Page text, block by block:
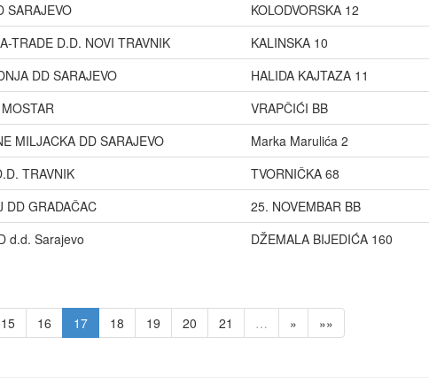
SARAJEVO KOLODVORSKA 12
TRADE D.D. NOVI TRAVNIK KALINSKA 10
DD SARAJEVO HALIDA KAJTAZA 11
VRAPČIĆI BB
MILJACKA DD SARAJEVO Marka Marulića 2
TRAVNIK TVORNIČKA 68
DD GRADAČAC 25. NOVEMBAR BB
d.d. Sarajevo DŽEMALA BIJEDIĆA 160
15 16 17 18 19 20 21 … » »»